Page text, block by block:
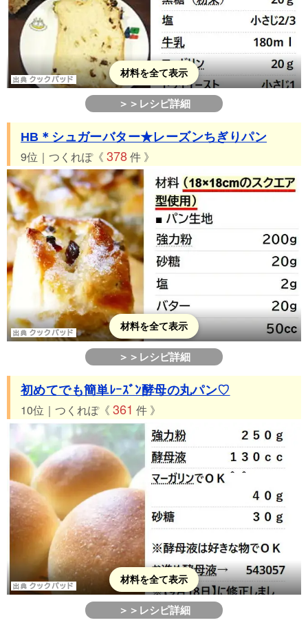
材料を全て表示
＞＞レシピ詳細
HB＊シュガーバター★レーズンちぎりパン
9位｜つくれぽ《 378件 》
材料を全て表示
＞＞レシピ詳細
初めてでも簡単ﾚｰｽﾞﾝ酵母の丸パン♡
10位｜つくれぽ《 361 件 》
材料を全て表示
＞＞レシピ詳細